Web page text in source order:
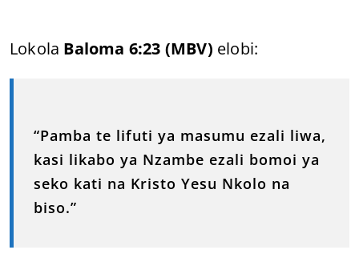
Lokola Baloma 6:23 (MBV) elobi:
“Pamba te lifuti ya masumu ezali liwa,
kasi likabo ya Nzambe ezali bomoi ya
seko kati na Kristo Yesu Nkolo na
biso.”